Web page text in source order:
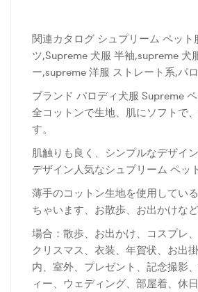
関連カタログ シュプリーム ペット
ツ,Supreme 犬服 半袖,supreme 犬
ー,supreme 洋服 ストレート系,パ
ブランド パロディ犬服 Supreme
全コットンで生地、肌にソフトで
す。
肌触りも良く、シンプルなデザイ
デザイン人気なシュプリーム ペッ
薄手のコットン生地を使用してい
ちゃいます、お散歩、お出かけな
場合：散歩、お出かけ、コスプレ、
クリスマス、衣装、年賀状、お出
内、室外、プレゼント、記念撮影
ィー、ウェディング、部屋着、休